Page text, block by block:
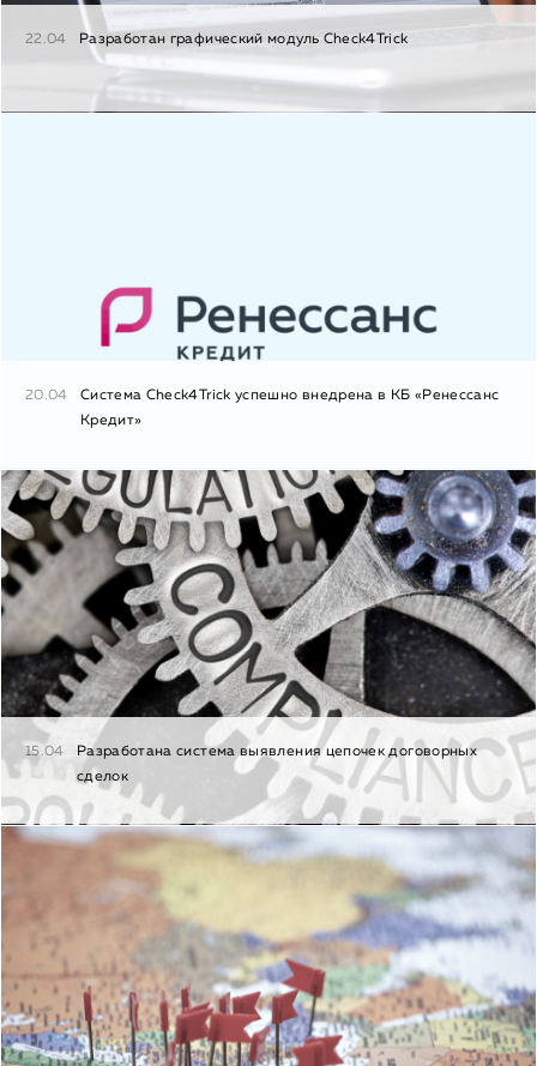
22.04 Разработан графический модуль Check4Trick
20.04
Система Check4Trick успешно внедрена в КБ «Ренессанс
Кредит»
15.04
Разработана система выявления цепочек договорных
сделок